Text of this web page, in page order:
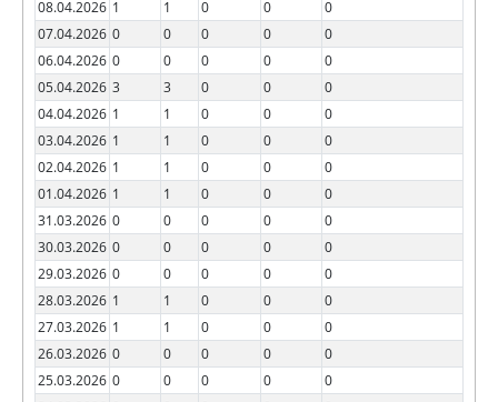
08.04.2026 1 1 0 0
0
07.04.2026 0 0 0 0
0
06.04.2026 0 0 0 0
0
05.04.2026 3 3 0 0
0
04.04.2026 1 1 0 0
0
03.04.2026 1 1 0 0
0
02.04.2026 1 1 0 0
0
01.04.2026 1 1 0 0
0
31.03.2026 0 0 0 0
0
30.03.2026 0 0 0 0
0
29.03.2026 0 0 0 0
0
28.03.2026 1 1 0 0
0
27.03.2026 1 1 0 0
0
26.03.2026 0 0 0 0
0
25.03.2026 0 0 0 0
0